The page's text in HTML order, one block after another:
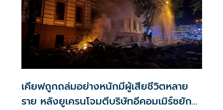
เคียฟถูกถล่มอย่างหนักมีผู้เสียชีวิตหลาย
ราย หลังยูเครนโจมตีบริษัทอีคอมเมิร์ซยักษ์